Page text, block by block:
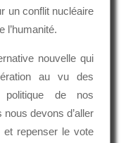
un conflit nucléaire
l’humanité.
nouvelle qui
au vu des
de nos
devons d’aller
et repenser le vote